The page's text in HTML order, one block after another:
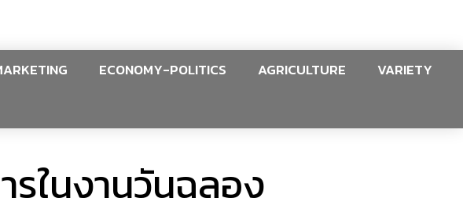
ECONOMY-POLITICS AGRICULTURE
VARIETY
รในงานวันฉลอง